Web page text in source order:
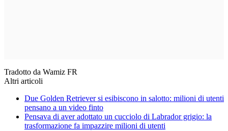
Tradotto da Wamiz FR
Altri articoli
Due Golden Retriever si esibiscono in salotto: milioni di utenti
pensano a un video finto
Pensava di aver adottato un cucciolo di Labrador grigio: la
trasformazione fa impazzire milioni di utenti